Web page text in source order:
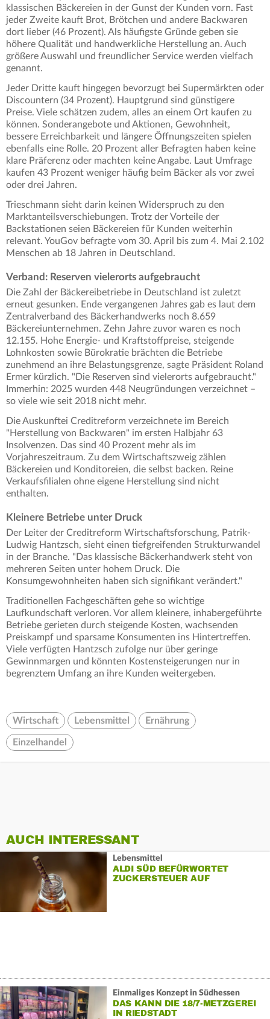
klassischen Bäckereien in der Gunst der Kunden vorn. Fast
jeder Zweite kauft Brot, Brötchen und andere Backwaren
dort lieber (46 Prozent). Als häufigste Gründe geben sie
höhere Qualität und handwerkliche Herstellung an. Auch
größere Auswahl und freundlicher Service werden vielfach
genannt.
Jeder Dritte kauft hingegen bevorzugt bei Supermärkten oder
Discountern (34 Prozent). Hauptgrund sind günstigere
Preise. Viele schätzen zudem, alles an einem Ort kaufen zu
können. Sonderangebote und Aktionen, Gewohnheit,
bessere Erreichbarkeit und längere Öffnungszeiten spielen
ebenfalls eine Rolle. 20 Prozent aller Befragten haben keine
klare Präferenz oder machten keine Angabe. Laut Umfrage
kaufen 43 Prozent weniger häufig beim Bäcker als vor zwei
oder drei Jahren.
Trieschmann sieht darin keinen Widerspruch zu den
Marktanteilsverschiebungen. Trotz der Vorteile der
Backstationen seien Bäckereien für Kunden weiterhin
relevant. YouGov befragte vom 30. April bis zum 4. Mai 2.102
Menschen ab 18 Jahren in Deutschland.
Verband: Reserven vielerorts aufgebraucht
Die Zahl der Bäckereibetriebe in Deutschland ist zuletzt
erneut gesunken. Ende vergangenen Jahres gab es laut dem
Zentralverband des Bäckerhandwerks noch 8.659
Bäckereiunternehmen. Zehn Jahre zuvor waren es noch
12.155. Hohe Energie- und Kraftstoffpreise, steigende
Lohnkosten sowie Bürokratie brächten die Betriebe
zunehmend an ihre Belastungsgrenze, sagte Präsident Roland
Ermer kürzlich. "Die Reserven sind vielerorts aufgebraucht."
Immerhin: 2025 wurden 448 Neugründungen verzeichnet –
so viele wie seit 2018 nicht mehr.
Die Auskunftei Creditreform verzeichnete im Bereich
"Herstellung von Backwaren" im ersten Halbjahr 63
Insolvenzen. Das sind 40 Prozent mehr als im
Vorjahreszeitraum. Zu dem Wirtschaftszweig zählen
Bäckereien und Konditoreien, die selbst backen. Reine
Verkaufsfilialen ohne eigene Herstellung sind nicht
enthalten.
Kleinere Betriebe unter Druck
Der Leiter der Creditreform Wirtschaftsforschung, Patrik-
Ludwig Hantzsch, sieht einen tiefgreifenden Strukturwandel
in der Branche. "Das klassische Bäckerhandwerk steht von
mehreren Seiten unter hohem Druck. Die
Konsumgewohnheiten haben sich signifikant verändert."
Traditionellen Fachgeschäften gehe so wichtige
Laufkundschaft verloren. Vor allem kleinere, inhabergeführte
Betriebe gerieten durch steigende Kosten, wachsenden
Preiskampf und sparsame Konsumenten ins Hintertreffen.
Viele verfügten Hantzsch zufolge nur über geringe
Gewinnmargen und könnten Kostensteigerungen nur in
begrenztem Umfang an ihre Kunden weitergeben.
Wirtschaft Lebensmittel Ernährung
Einzelhandel
AUCH INTERESSANT
Lebensmittel
ALDI SÜD BEFÜRWORTET
ZUCKERSTEUER AUF
Einmaliges Konzept in Südhessen
DAS KANN DIE 18/7-METZGEREI
IN RIEDSTADT